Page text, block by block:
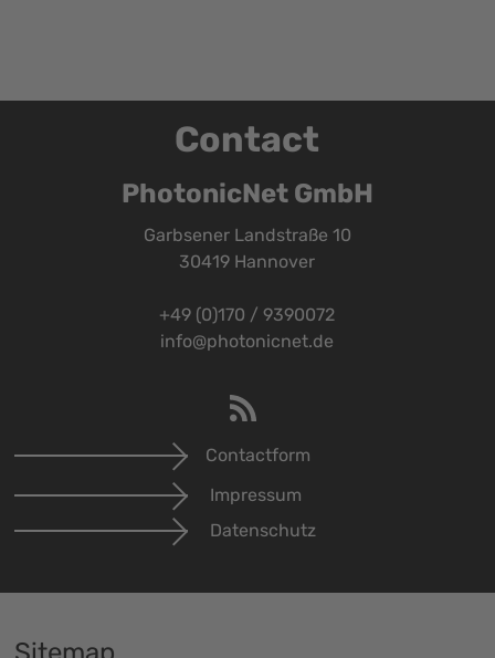
Contact
PhotonicNet GmbH
Garbsener Landstraße 10
30419 Hannover
+49 (0)170 / 9390072
info@photonicnet.de
Contactform
Impressum
Datenschutz